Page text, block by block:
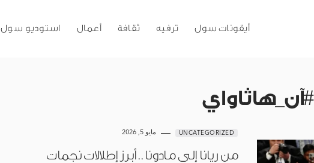
أيقونات سول ترفيه ثقافة أعمال استوديو سول
#آن_هاثاواي
UNCATEGORIZED مايو 5, 2026
من ريانا إلى مادونا.. أبرز إطلالات نجمات